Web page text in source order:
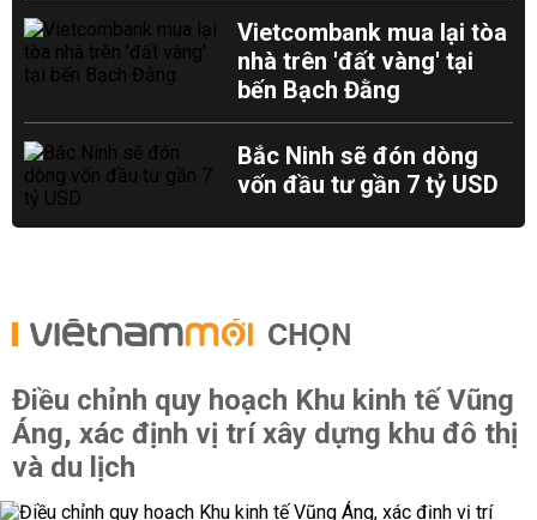
Vietcombank mua lại tòa
nhà trên 'đất vàng' tại
bến Bạch Đằng
Bắc Ninh sẽ đón dòng
vốn đầu tư gần 7 tỷ USD
CHỌN
Điều chỉnh quy hoạch Khu kinh tế Vũng
Áng, xác định vị trí xây dựng khu đô thị
và du lịch